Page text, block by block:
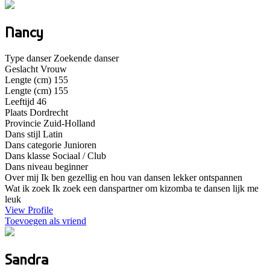
Nancy
Type danser Zoekende danser
Geslacht Vrouw
Lengte (cm) 155
Lengte (cm) 155
Leeftijd 46
Plaats Dordrecht
Provincie Zuid-Holland
Dans stijl Latin
Dans categorie Junioren
Dans klasse Sociaal / Club
Dans niveau beginner
Over mij Ik ben gezellig en hou van dansen lekker ontspannen
Wat ik zoek Ik zoek een danspartner om kizomba te dansen lijk me
leuk
View Profile
Toevoegen als vriend
Sandra